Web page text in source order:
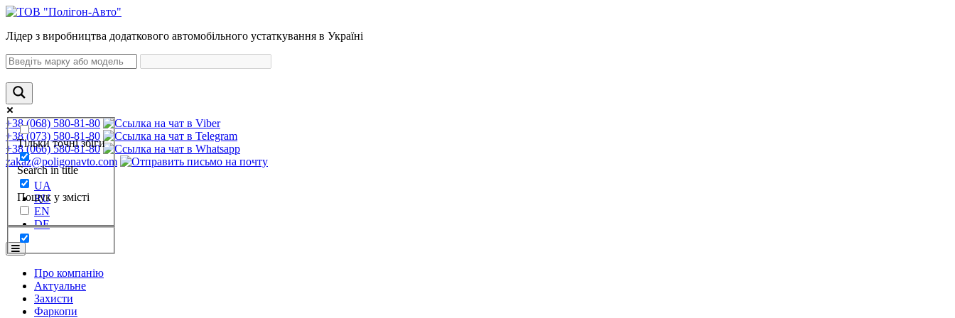
Лідер з виробництва додаткового автомобільного устаткування в Україні
Тільки точні збіги
Search in title
Пошук у змісті
+38 (068) 580-81-80
+38 (073) 580-81-80
+38 (066) 580-81-80
zakaz@poligonavto.com
UA
RU
EN
DE
Про компанію
Актуальне
Захисти
Фаркопи